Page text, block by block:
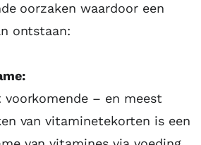
oorzaken waardoor een
ontstaan:
voorkomende – en meest
van vitaminetekorten is een